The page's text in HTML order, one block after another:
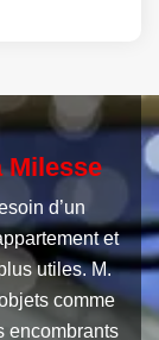
Milesse
d’un
et
utiles. M.
comme
encombrants